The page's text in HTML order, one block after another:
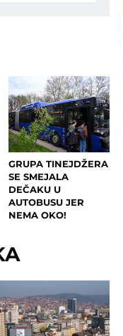
GRUPA TINEJDŽERA
SE SMEJALA
DEČAKU U
AUTOBUSU JER
NEMA OKO!
reagovao: "Ko je
policiji"